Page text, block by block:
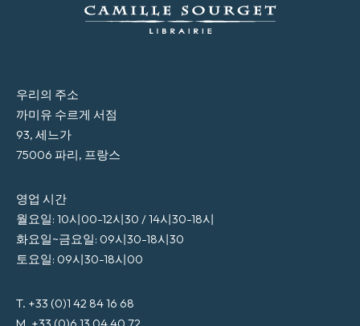
우리의 주소
까미유 수르게 서점
93, 세느가
75006 파리, 프랑스
영업 시간
월요일: 10시00-12시30 / 14시30-18시
화요일~금요일: 09시30-18시30
토요일: 09시30-18시00
T. +33 (0)1 42 84 16 68
M. +33 (0)6 13 04 40 72